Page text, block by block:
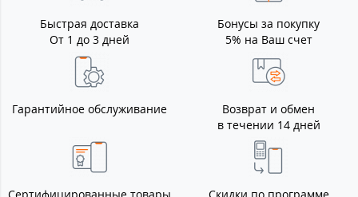
Быстрая доставка
От 1 до 3 дней
Бонусы за покупку
5% на Ваш счет
Гарантийное обслуживание
Возврат и обмен
в течении 14 дней